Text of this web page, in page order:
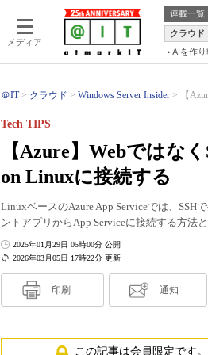
メディア
連載一覧
クラウド
AIを作
＠IT クラウド Windows Server Insider 【
【Azure】Webではな
on Linuxに接続する
Tech TIPS
LinuxベースのAzure App Serviceでは、SSH
ントアプリからApp Serviceに接続する方法
2026年03月05日 17時22分 更新
2025年01月29日 05時00分 公開
印刷 通知
この記事は会員限定です。